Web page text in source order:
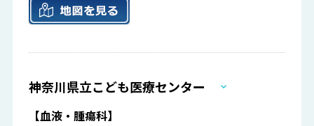
神奈川県立こども医療センター
【血液・腫瘍科】